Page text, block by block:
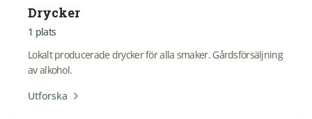
Drycker
1 plats
Lokalt producerade drycker för alla smaker. Gårdsförsäljning
av alkohol.
Utforska